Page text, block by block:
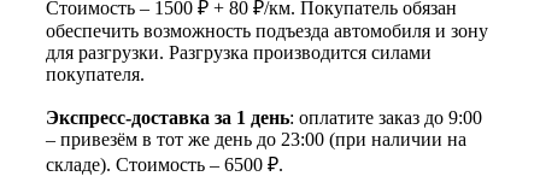
Стоимость – 1500 ₽ + 80 ₽/км. Покупатель обязан
обеспечить возможность подъезда автомобиля и зону
для разгрузки. Разгрузка производится силами
покупателя.
Экспресс-доставка за 1 день: оплатите заказ до 9:00
– привезём в тот же день до 23:00 (при наличии на
складе). Стоимость – 6500 ₽.